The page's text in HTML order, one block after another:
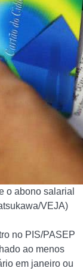
o abono salarial
VEJA)
no PIS/PASEP
ao menos
em janeiro ou